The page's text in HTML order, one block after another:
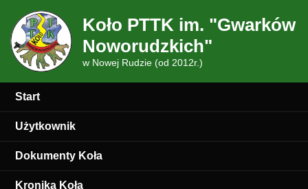
Koło PTTK im. "Gwarków
Noworudzkich"
w Nowej Rudzie (od 2012r.)
Start
Użytkownik
Dokumenty Koła
Kronika Koła